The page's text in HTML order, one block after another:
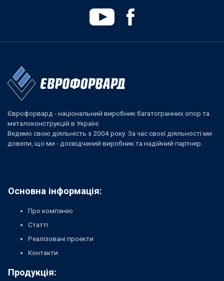
Єврофорвард - національний виробник багатогранних опор та
металоконструкцій в Україні.
Ведемо свою діяльність з 2004 року. За час своєї діяльності ми
довели, що ми - досвідчений виробник та надійний партнер.
Основна інформація:
Про компанію
Статті
Реалізовані проекти
Контакти
Продукція: